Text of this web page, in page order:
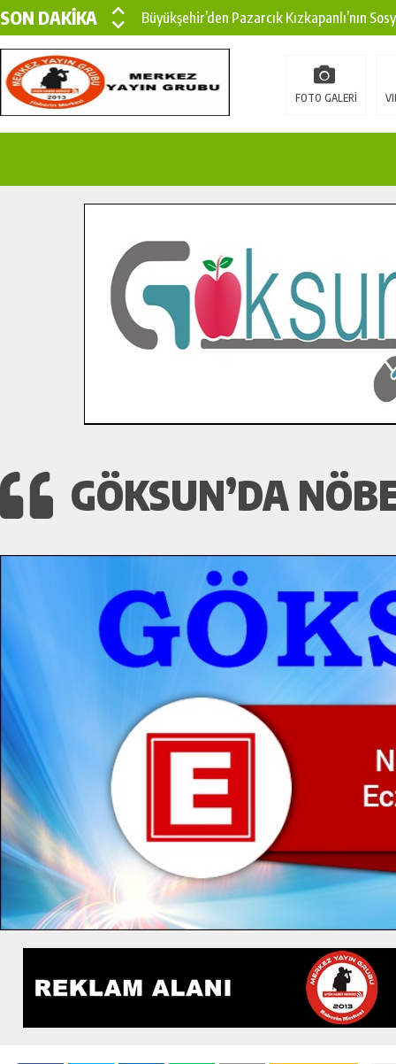
SON DAKİKA
Büyükşehir’den Pazarcık Kızkapanlı’nın
Büyükşehir’den Pazarcık Kırsalına Modern
Çin’den KSÜ’ye Uluslararası Başarı:
İlçe Jandarma Komutanı Karakaya’dan
Bertiz’in Yeni Köprüsünde Sona Doğru.
FOTO GALERİ
GÖKSUN’DA